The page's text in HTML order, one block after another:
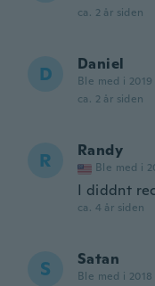
ca. 2 år siden
D Daniel
Ble med i 2019
ca. 2 år siden
R Randy
Ble med i
I diddnt
ca. 4 år siden
S Satan
Ble med i 2018